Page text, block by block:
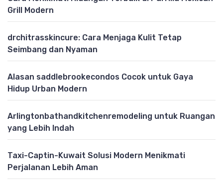
Grill Modern
drchitrasskincure: Cara Menjaga Kulit Tetap
Seimbang dan Nyaman
Alasan saddlebrookecondos Cocok untuk Gaya
Hidup Urban Modern
Arlingtonbathandkitchenremodeling untuk Ruangan
yang Lebih Indah
Taxi-Captin-Kuwait Solusi Modern Menikmati
Perjalanan Lebih Aman